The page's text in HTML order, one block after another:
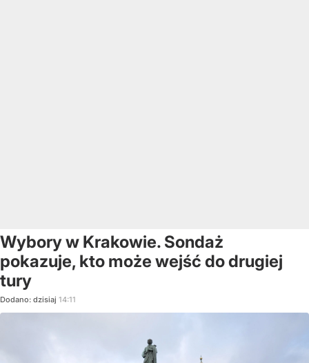
Wybory w Krakowie. Sondaż
pokazuje, kto może wejść do drugiej
tury
Dodano: dzisiaj 14:11